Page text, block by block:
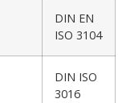
DIN EN
ISO 3104
DIN ISO
3016